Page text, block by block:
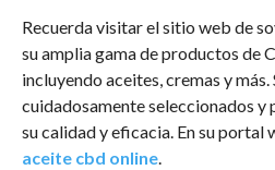
Recuerda visitar el sitio web de
su amplia gama de productos de
incluyendo aceites, cremas y
cuidadosamente seleccionados
su calidad y eficacia. En su portal
aceite cbd online.